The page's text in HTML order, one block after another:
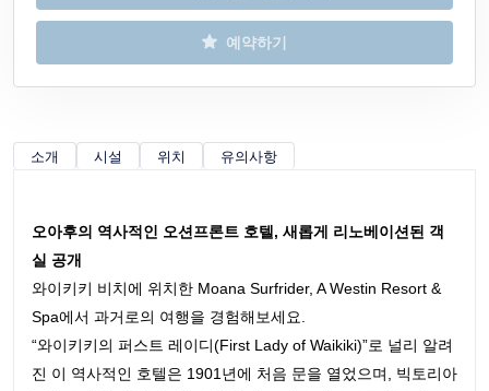
예약하기
소개 시설 위치 유의사항
오아후의 역사적인 오션프론트 호텔, 새롭게 리노베이션된 객
실 공개
와이키키 비치에 위치한 Moana Surfrider, A Westin Resort &
Spa에서 과거로의 여행을 경험해보세요.
“와이키키의 퍼스트 레이디(First Lady of Waikiki)”로 널리 알려
진 이 역사적인 호텔은 1901년에 처음 문을 열었으며, 빅토리아